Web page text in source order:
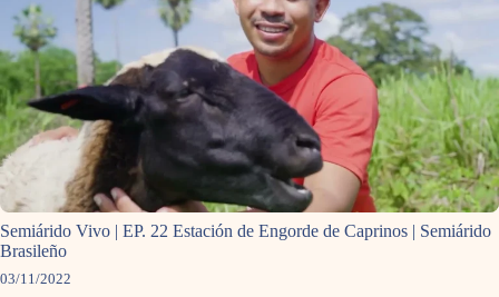
Semiárido Vivo | EP. 22 Estación de Engorde de Caprinos | Semiárido
Brasileño
03/11/2022